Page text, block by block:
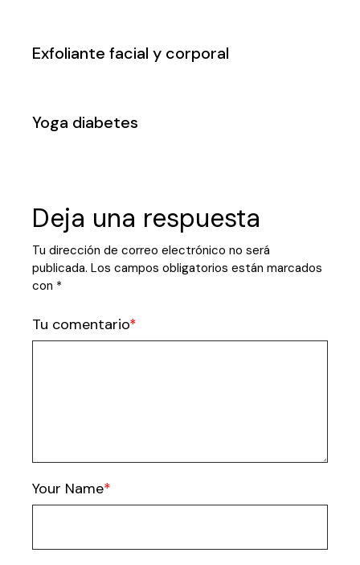
Exfoliante facial y corporal
Yoga diabetes
Deja una respuesta
Tu dirección de correo electrónico no será
publicada. Los campos obligatorios están marcados
con *
Tu comentario
Your Name